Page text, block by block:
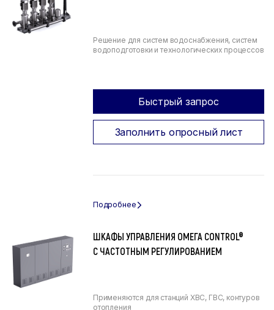
Решение для систем водоснабжения, систем
водоподготовки и технологических процессов
Быстрый запрос
Заполнить опросный лист
ШКАФЫ УПРАВЛЕНИЯ ОМЕГА CONTROL®
С ЧАСТОТНЫМ РЕГУЛИРОВАНИЕМ
Применяются для станций ХВС, ГВС, контуров
отопления